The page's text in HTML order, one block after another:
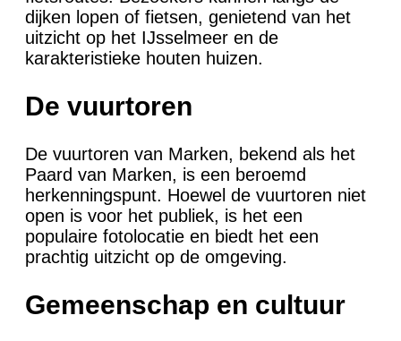
dijken lopen of fietsen, genietend van het
uitzicht op het IJsselmeer en de
karakteristieke houten huizen.
De vuurtoren
De vuurtoren van Marken, bekend als het
Paard van Marken, is een beroemd
herkenningspunt. Hoewel de vuurtoren niet
open is voor het publiek, is het een
populaire fotolocatie en biedt het een
prachtig uitzicht op de omgeving.
Gemeenschap en cultuur